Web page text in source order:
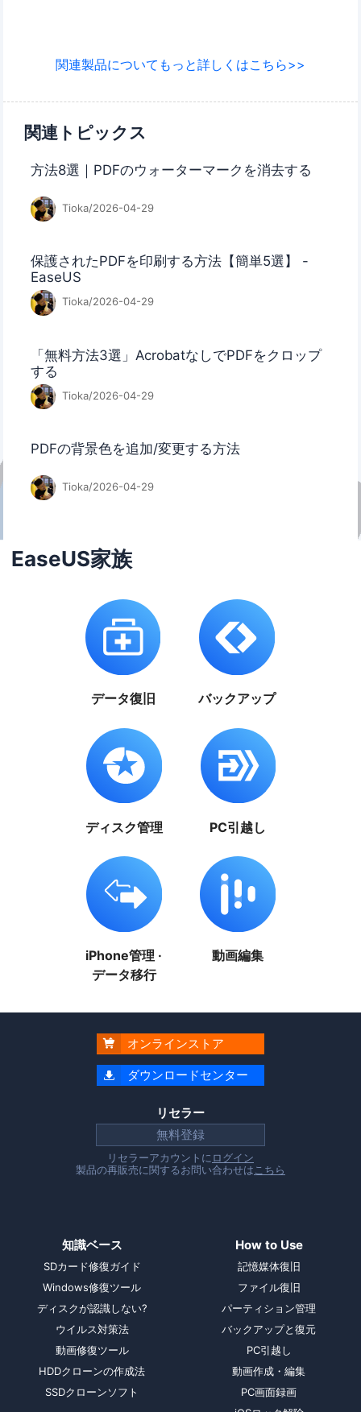
関連製品についてもっと詳しくはこちら>>
関連トピックス
方法8選｜PDFのウォーターマークを消去する
Tioka/2026-04-29
保護されたPDFを印刷する方法【簡単5選】 -
EaseUS
Tioka/2026-04-29
「無料方法3選」AcrobatなしでPDFをクロップ
する
Tioka/2026-04-29
PDFの背景色を追加/変更する方法
Tioka/2026-04-29
EaseUS家族
データ復旧 バックアップ
ディスク管理 PC引越し
iPhone管理 ·
データ移行
動画編集
 オンラインストア
 ダウンロードセンター
リセラー
無料登録
リセラーアカウントに ログイン
製品の再販売に関するお問い合わせは こちら
知識ベース
SDカード修復ガイド
Windows修復ツール
ディスクが認識しない?
ウイルス対策法
動画修復ツール
HDDクローンの作成法
SSDクローンソフト
How to Use
記憶媒体復旧
ファイル復旧
パーティション管理
バックアップと復元
PC引越し
動画作成・編集
PC画面録画